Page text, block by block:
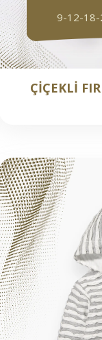
9-12-18-
ÇİÇEKLİ